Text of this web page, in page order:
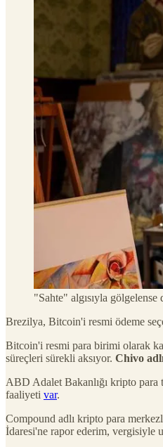
"Sahte" algısıyla
Brezilya, Bitcoin'i resmi ödeme
Bitcoin'i resmi para birimi olarak
süreçleri sürekli aksıyor. Chivo
ABD Adalet Bakanlığı kripto para
faaliyeti var.
Compound adlı kripto para
İdaresi'ne rapor ederim, vergisiyle